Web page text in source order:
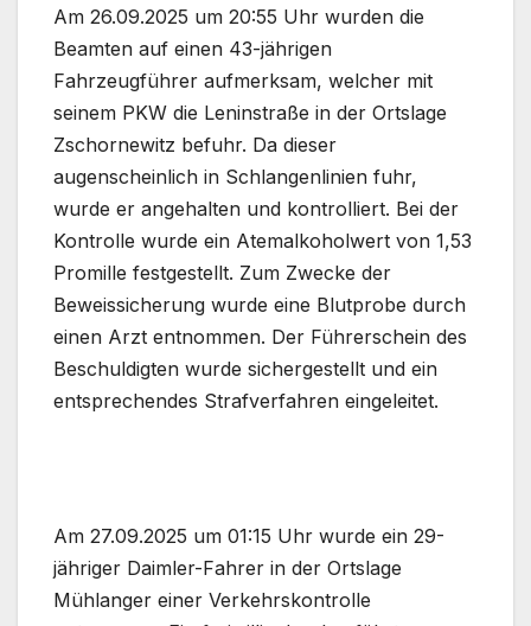
Am 26.09.2025 um 20:55 Uhr wurden die
Beamten auf einen 43-jährigen
Fahrzeugführer aufmerksam, welcher mit
seinem PKW die Leninstraße in der Ortslage
Zschornewitz befuhr. Da dieser
augenscheinlich in Schlangenlinien fuhr,
wurde er angehalten und kontrolliert. Bei der
Kontrolle wurde ein Atemalkoholwert von 1,53
Promille festgestellt. Zum Zwecke der
Beweissicherung wurde eine Blutprobe durch
einen Arzt entnommen. Der Führerschein des
Beschuldigten wurde sichergestellt und ein
entsprechendes Strafverfahren eingeleitet.
Am 27.09.2025 um 01:15 Uhr wurde ein 29-
jähriger Daimler-Fahrer in der Ortslage
Mühlanger einer Verkehrskontrolle